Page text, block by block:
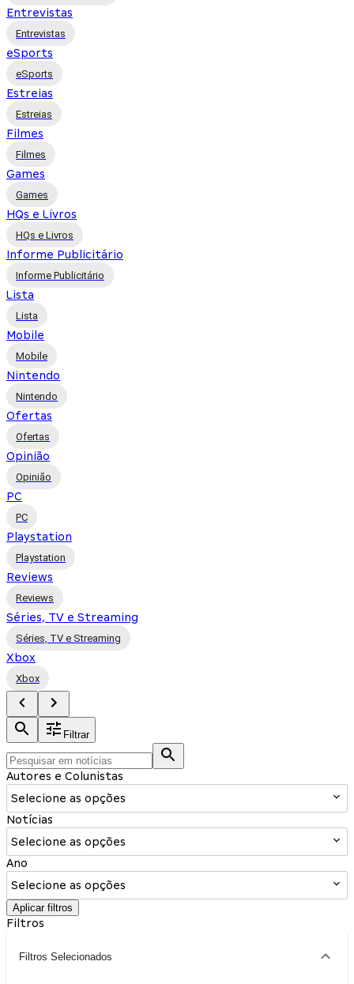
Entrevistas
Entrevistas
eSports
eSports
Estreias
Estreias
Filmes
Filmes
Games
Games
HQs e Livros
HQs e Livros
Informe Publicitário
Informe Publicitário
Lista
Lista
Mobile
Mobile
Nintendo
Nintendo
Ofertas
Ofertas
Opinião
Opinião
PC
PC
Playstation
Playstation
Reviews
Reviews
Séries, TV e Streaming
Séries, TV e Streaming
Xbox
Xbox
Filtrar
Autores e Colunistas
Selecione as opções
Notícias
Selecione as opções
Ano
Selecione as opções
Aplicar filtros
Filtros
Filtros Selecionados